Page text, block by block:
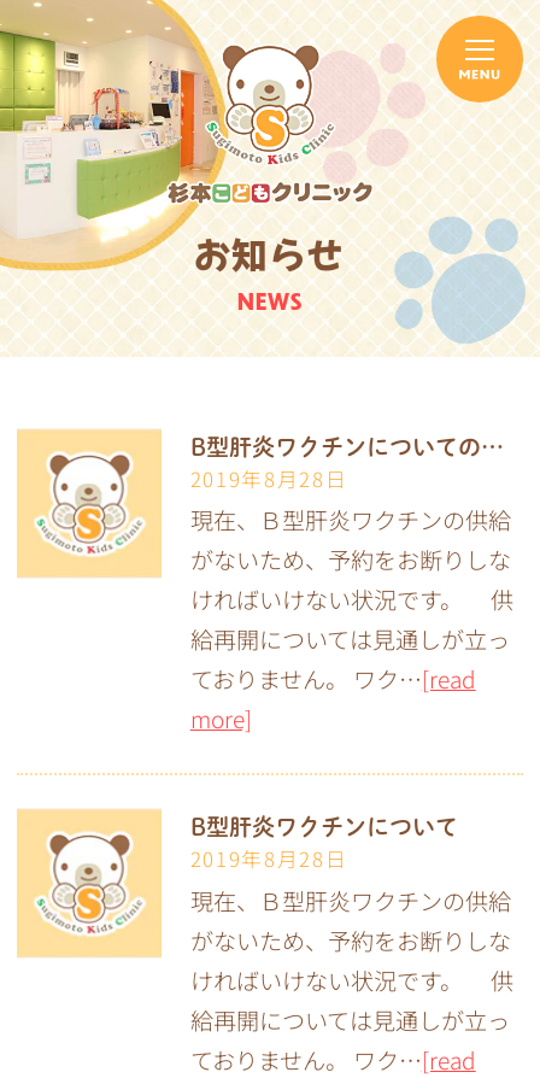
お知らせ
NEWS
B型肝炎ワクチンについてのお知らせ
2019年8月28日
現在、Ｂ型肝炎ワクチンの供給
がないため、予約をお断りしな
ければいけない状況です。 供
給再開については見通しが立っ
ておりません。 ワク…[read
more]
B型肝炎ワクチンについて
2019年8月28日
現在、Ｂ型肝炎ワクチンの供給
がないため、予約をお断りしな
ければいけない状況です。 供
給再開については見通しが立っ
ておりません。 ワク…[read